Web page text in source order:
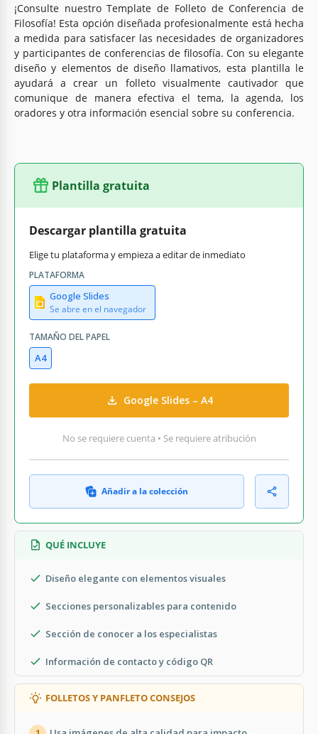
¡Consulte nuestro Template de Folleto de Conferencia de
Filosofía! Esta opción diseñada profesionalmente está hecha
a medida para satisfacer las necesidades de organizadores
y participantes de conferencias de filosofía. Con su elegante
diseño y elementos de diseño llamativos, esta plantilla le
ayudará a crear un folleto visualmente cautivador que
comunique de manera efectiva el tema, la agenda, los
oradores y otra información esencial sobre su conferencia.
Plantilla gratuita
Descargar plantilla gratuita
Elige tu plataforma y empieza a editar de inmediato
PLATAFORMA
Google Slides
Se abre en el navegador
TAMAÑO DEL PAPEL
A4
Google Slides – A4
No se requiere cuenta • Se requiere atribución
Añadir a la colección
QUÉ INCLUYE
Diseño elegante con elementos visuales
Secciones personalizables para contenido
Sección de conocer a los especialistas
Información de contacto y código QR
FOLLETOS Y PANFLETO CONSEJOS